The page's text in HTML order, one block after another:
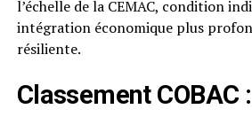
l’échelle de la CEMAC, condition
intégration économique plus
résiliente.
Classement COBAC